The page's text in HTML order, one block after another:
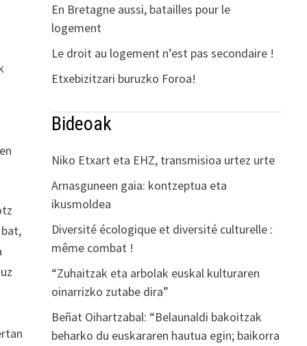
En Bretagne aussi, batailles pour le
logement
Le droit au logement n’est pas secondaire !
Etxebizitzari buruzko Foroa!
Bideoak
Niko Etxart eta EHZ, transmisioa urtez urte
Arnasguneen gaia: kontzeptua eta
ikusmoldea
Diversité écologique et diversité culturelle :
même combat !
“Zuhaitzak eta arbolak euskal kulturaren
oinarrizko zutabe dira”
Beñat Oihartzabal: “Belaunaldi bakoitzak
beharko du euskararen hautua egin; baikorra